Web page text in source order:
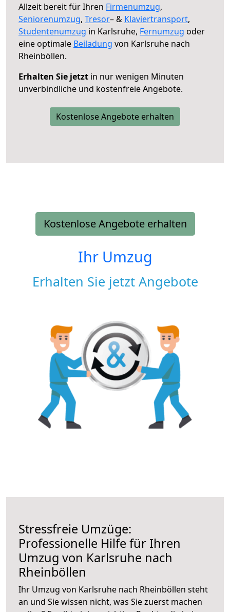
Allzeit bereit für Ihren Firmenumzug,
Seniorenumzug, Tresor– & Klaviertransport,
Studentenumzug in Karlsruhe, Fernumzug oder
eine optimale Beiladung von Karlsruhe nach
Rheinböllen.
Erhalten Sie jetzt in nur wenigen Minuten
unverbindliche und kostenfreie Angebote.
Kostenlose Angebote erhalten
Kostenlose Angebote erhalten
Ihr Umzug
Erhalten Sie jetzt Angebote
Stressfreie Umzüge:
Professionelle Hilfe für Ihren
Umzug von Karlsruhe nach
Rheinböllen
Ihr Umzug von Karlsruhe nach Rheinböllen steht
an und Sie wissen nicht, was Sie zuerst machen